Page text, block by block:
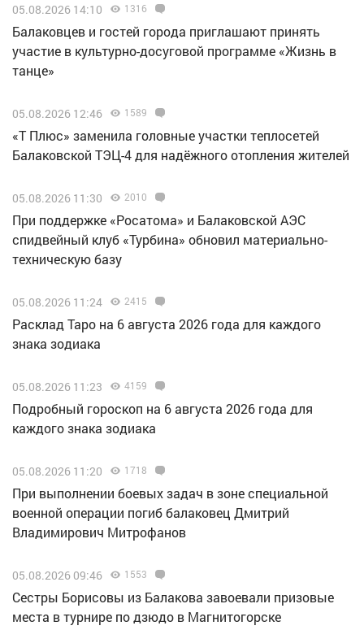
05.08.2026 14:10 1316
Балаковцев и гостей города приглашают принять
участие в культурно-досуговой программе «Жизнь в
танце»
05.08.2026 12:46 1589
«Т Плюс» заменила головные участки теплосетей
Балаковской ТЭЦ-4 для надёжного отопления жителей
05.08.2026 11:30 2010
При поддержке «Росатома» и Балаковской АЭС
спидвейный клуб «Турбина» обновил материально-
техническую базу
05.08.2026 11:24 2415
Расклад Таро на 6 августа 2026 года для каждого
знака зодиака
05.08.2026 11:23 4159
Подробный гороскоп на 6 августа 2026 года для
каждого знака зодиака
05.08.2026 11:20 1718
При выполнении боевых задач в зоне специальной
военной операции погиб балаковец Дмитрий
Владимирович Митрофанов
05.08.2026 09:46 1553
Сестры Борисовы из Балакова завоевали призовые
места в турнире по дзюдо в Магнитогорске